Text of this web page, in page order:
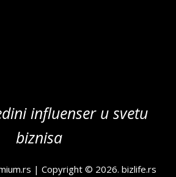
influenser u svetu
biznisa
| Copyright © 2026.bizlife.rs